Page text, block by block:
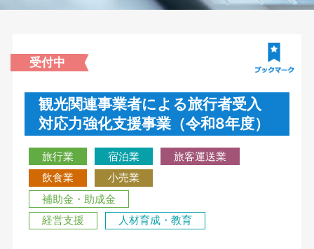
受付中
観光関連事業者による旅行者受入
対応力強化支援事業（令和8年度）
旅行業 宿泊業
旅客運送業
飲食業
小売業
補助金・助成金
経営支援
人材育成・教育